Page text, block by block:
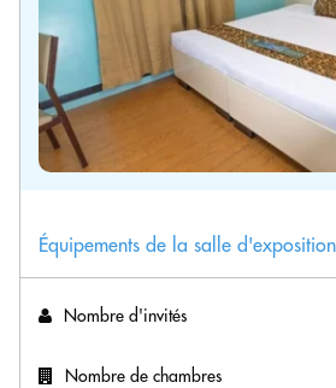
Équipements de la salle d'exposition
Nombre d'invités
Nombre de chambres